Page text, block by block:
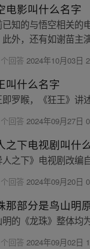
电影叫什么名字
已知的与悟空相关的
外，还有如谢苗主
回答 2024年10月03日
叫什么名字
即罗睺，《狂王》讲
回答 2024年09月27日
之下电视剧叫什
人之下》电视剧改
个回答2024年09月20日
那部分是鸟山明
的《龙珠》整体均
个回答2024年09月02日